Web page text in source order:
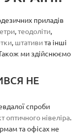
приладів
,теодоліти,
, штативита інші
ми здійснюємо
НЕ
спроби
оптичного нівеліра.
та офісах не